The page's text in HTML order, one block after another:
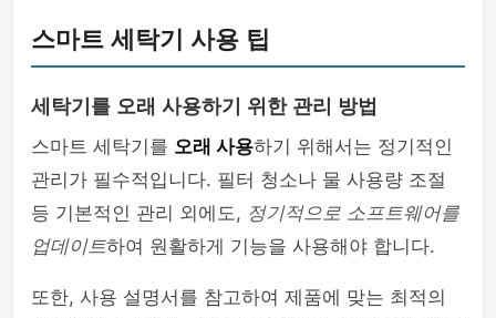
스마트 세탁기 사용 팁
세탁기를 오래 사용하기 위한 관리 방법
스마트 세탁기를 오래 사용하기 위해서는 정기적인
관리가 필수적입니다. 필터 청소나 물 사용량 조절
등 기본적인 관리 외에도, 정기적으로 소프트웨어를
업데이트하여 원활하게 기능을 사용해야 합니다.
또한, 사용 설명서를 참고하여 제품에 맞는 최적의